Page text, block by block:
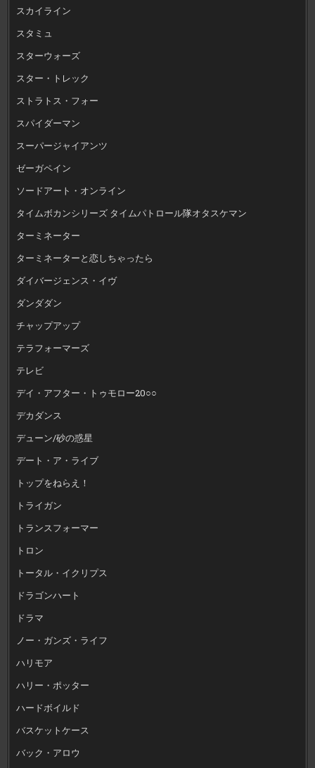
スカイライン
スタミュ
スターウォーズ
スター・トレック
ストラトス・フォー
スパイダーマン
スーパージャイアンツ
ゼーガペイン
ソードアート・オンライン
タイムボカンシリーズ タイムパトロール隊オタスケマン
ターミネーター
ターミネーターと恋しちゃったら
ダイバージェンス・イヴ
ダンダダン
チャップアップ
テラフォーマーズ
テレビ
デイ・アフター・トゥモロー20○○
デカダンス
デューン/砂の惑星
デート・ア・ライブ
トップをねらえ！
トライガン
トランスフォーマー
トロン
トータル・イクリプス
ドラゴンハート
ドラマ
ノー・ガンズ・ライフ
ハリモア
ハリー・ポッター
ハードボイルド
バスケットケース
バック・アロウ